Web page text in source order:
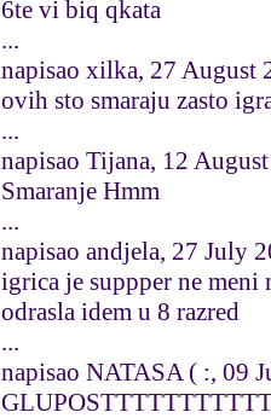
6te vi biq qkata
...
napisao xilka, 27 August
ovih sto smaraju zasto
...
napisao Tijana, 12
Smaranje Hmm
...
napisao andjela, 27 July
igrica je suppper ne meni
odrasla idem u 8 razred
...
napisao NATASA ( :, 09